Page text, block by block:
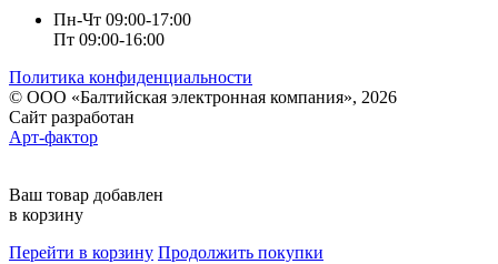
Пн-Чт 09:00-17:00
Пт 09:00-16:00
Политика конфиденциальности
© ООО «Балтийская электронная компания», 2026
Сайт разработан
Арт-фактор
Ваш товар добавлен
в корзину
Перейти в корзину Продолжить покупки